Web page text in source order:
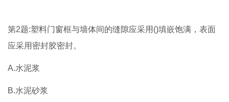
第2题:塑料门窗框与墙体间的缝隙应采用()填嵌饱满，表面
应采用密封胶密封。
A.水泥浆
B.水泥砂浆